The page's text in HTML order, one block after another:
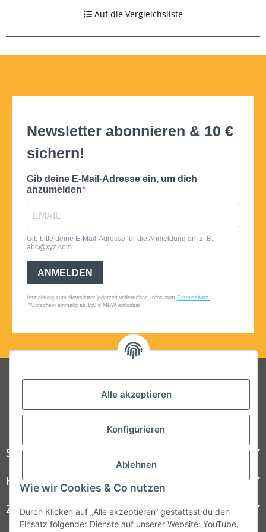
Alle akzeptieren
Konfigurieren
Ablehnen
Wie wir Cookies & Co nutzen
Durch Klicken auf „Alle akzeptieren“ gestattest du den
Einsatz folgender Dienste auf unserer Website: YouTube,
Auf die Vergleichsliste
Folgt uns auf Social Media
Steelboxx
Kundenservice
Zahlungsmöglichkeiten